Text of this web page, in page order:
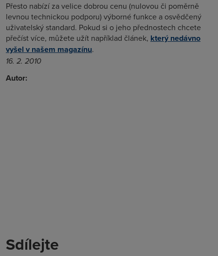
Přesto nabízí za velice dobrou cenu (nulovou či poměrně
levnou technickou podporu) výborné funkce a osvědčený
uživatelský standard. Pokud si o jeho přednostech chcete
přečíst více, můžete užít například článek, který nedávno
vyšel v našem magazínu.
16. 2. 2010
Autor:
Sdílejte